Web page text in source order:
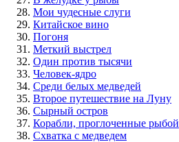
Мои чудесные слуги
Китайское вино
Погоня
Меткий выстрел
Один против тысячи
Человек-ядро
Среди белых медведей
Второе путешествие на Луну
Сырный остров
Корабли, проглоченные рыбой
Схватка с медведем